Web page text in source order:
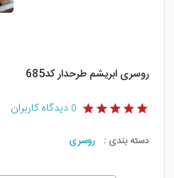
روسری ابریشم طرحدار کد685
0 دیدگاه کاربران
دسته بندی : روسری